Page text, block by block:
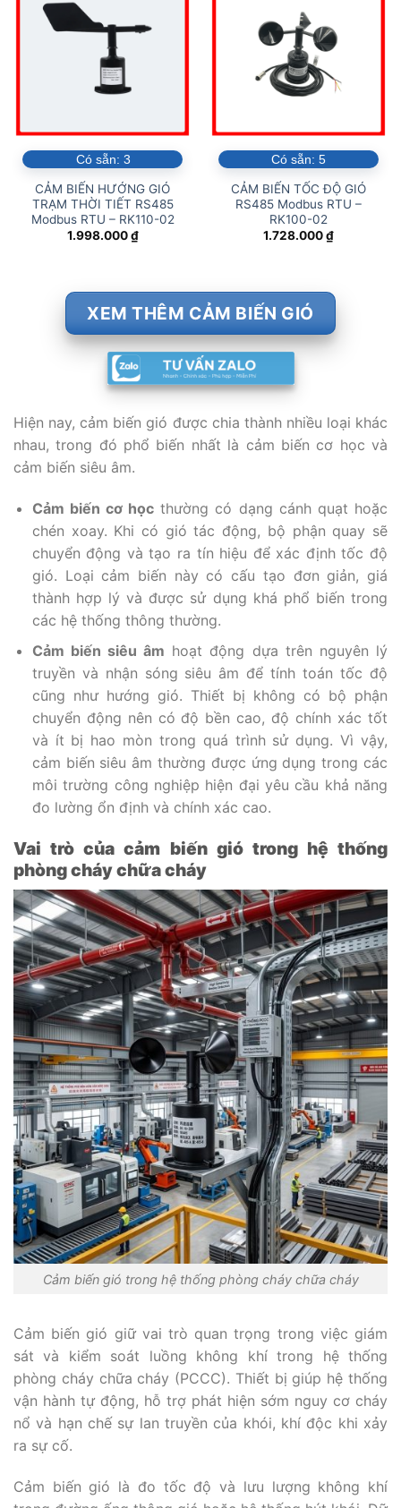
Có sẵn: 3
CẢM BIẾN HƯỚNG GIÓ
TRẠM THỜI TIẾT RS485
Modbus RTU – RK110-02
1.998.000₫
Có sẵn: 5
CẢM BIẾN TỐC ĐỘ GIÓ
RS485 Modbus RTU –
RK100-02
1.728.000₫
XEM THÊM CẢM BIẾN GIÓ
Hiện nay, cảm biến gió được chia thành nhiều loại khác
nhau, trong đó phổ biến nhất là cảm biến cơ học và
cảm biến siêu âm.
Cảm biến cơ học thường có dạng cánh quạt hoặc
chén xoay. Khi có gió tác động, bộ phận quay sẽ
chuyển động và tạo ra tín hiệu để xác định tốc độ
gió. Loại cảm biến này có cấu tạo đơn giản, giá
thành hợp lý và được sử dụng khá phổ biến trong
các hệ thống thông thường.
Cảm biến siêu âm hoạt động dựa trên nguyên lý
truyền và nhận sóng siêu âm để tính toán tốc độ
cũng như hướng gió. Thiết bị không có bộ phận
chuyển động nên có độ bền cao, độ chính xác tốt
và ít bị hao mòn trong quá trình sử dụng. Vì vậy,
cảm biến siêu âm thường được ứng dụng trong các
môi trường công nghiệp hiện đại yêu cầu khả năng
đo lường ổn định và chính xác cao.
Vai trò của cảm biến gió trong hệ thống
phòng cháy chữa cháy
Cảm biến gió trong hệ thống phòng cháy chữa cháy
Cảm biến gió giữ vai trò quan trọng trong việc giám
sát và kiểm soát luồng không khí trong hệ thống
phòng cháy chữa cháy (PCCC). Thiết bị giúp hệ thống
vận hành tự động, hỗ trợ phát hiện sớm nguy cơ cháy
nổ và hạn chế sự lan truyền của khói, khí độc khi xảy
ra sự cố.
Cảm biến gió là đo tốc độ và lưu lượng không khí